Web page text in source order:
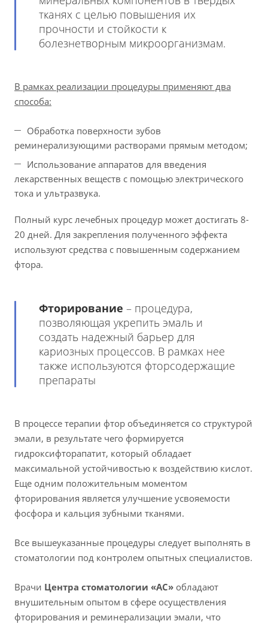
тканях с целью повышения их
прочности и стойкости к
болезнетворным микроорганизмам.
В рамках реализации процедуры применяют два
способа:
Обработка поверхности зубов
реминерализующими растворами прямым методом;
Использование аппаратов для введения
лекарственных веществ с помощью электрического
тока и ультразвука.
Полный курс лечебных процедур может достигать 8-
20 дней. Для закрепления полученного эффекта
используют средства с повышенным содержанием
фтора.
Фторирование – процедура,
позволяющая укрепить эмаль и
создать надежный барьер для
кариозных процессов. В рамках нее
также используются фторсодержащие
препараты
В процессе терапии фтор объединяется со структурой
эмали, в результате чего формируется
гидроксифторапатит, который обладает
максимальной устойчивостью к воздействию кислот.
Еще одним положительным моментом
фторирования является улучшение усвояемости
фосфора и кальция зубными тканями.
Все вышеуказанные процедуры следует выполнять в
стоматологии под контролем опытных специалистов.
Врачи Центра стоматологии «АС» обладают
внушительным опытом в сфере осуществления
фторирования и реминерализации эмали, что